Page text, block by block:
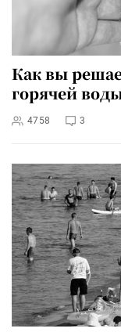
Как вы
горячей
4758 3